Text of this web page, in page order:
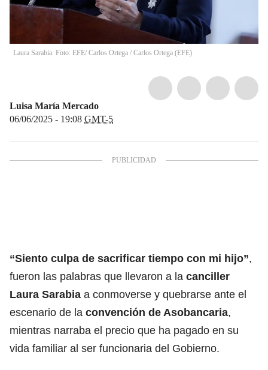
Laura Sarabia. Foto: EFE/ Carlos Ortega / Carlos Ortega (EFE)
Luisa María Mercado
06/06/2025 - 19:08 GMT-5
“Siento culpa de sacrificar tiempo con mi hijo”,
fueron las palabras que llevaron a la canciller
Laura Sarabia a conmoverse y quebrarse ante el
escenario de la convención de Asobancaria,
mientras narraba el precio que ha pagado en su
vida familiar al ser funcionaria del Gobierno.